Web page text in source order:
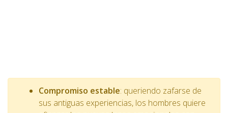
Compromiso estable: queriendo zafarse de
sus antiguas experiencias, los hombres quiere